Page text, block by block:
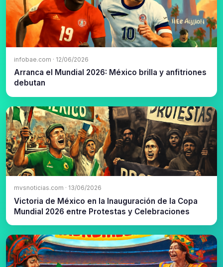
infobae.com · 12/06/2026
Arranca el Mundial 2026: México brilla y anfitriones
debutan
mvsnoticias.com · 13/06/2026
Victoria de México en la Inauguración de la Copa
Mundial 2026 entre Protestas y Celebraciones